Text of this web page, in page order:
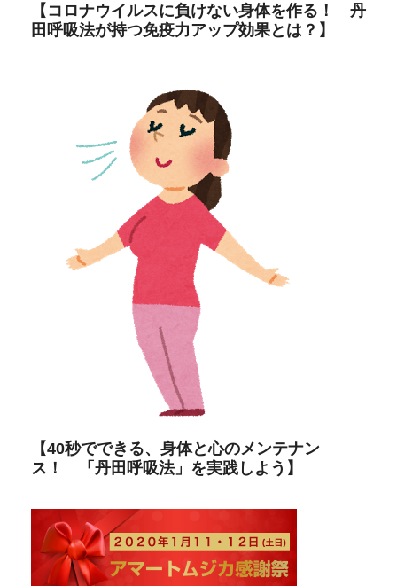
【コロナウイルスに負けない身体を作る！ 丹
田呼吸法が持つ免疫力アップ効果とは？】
【40秒でできる、身体と心のメンテナン
ス！ 「丹田呼吸法」を実践しよう】